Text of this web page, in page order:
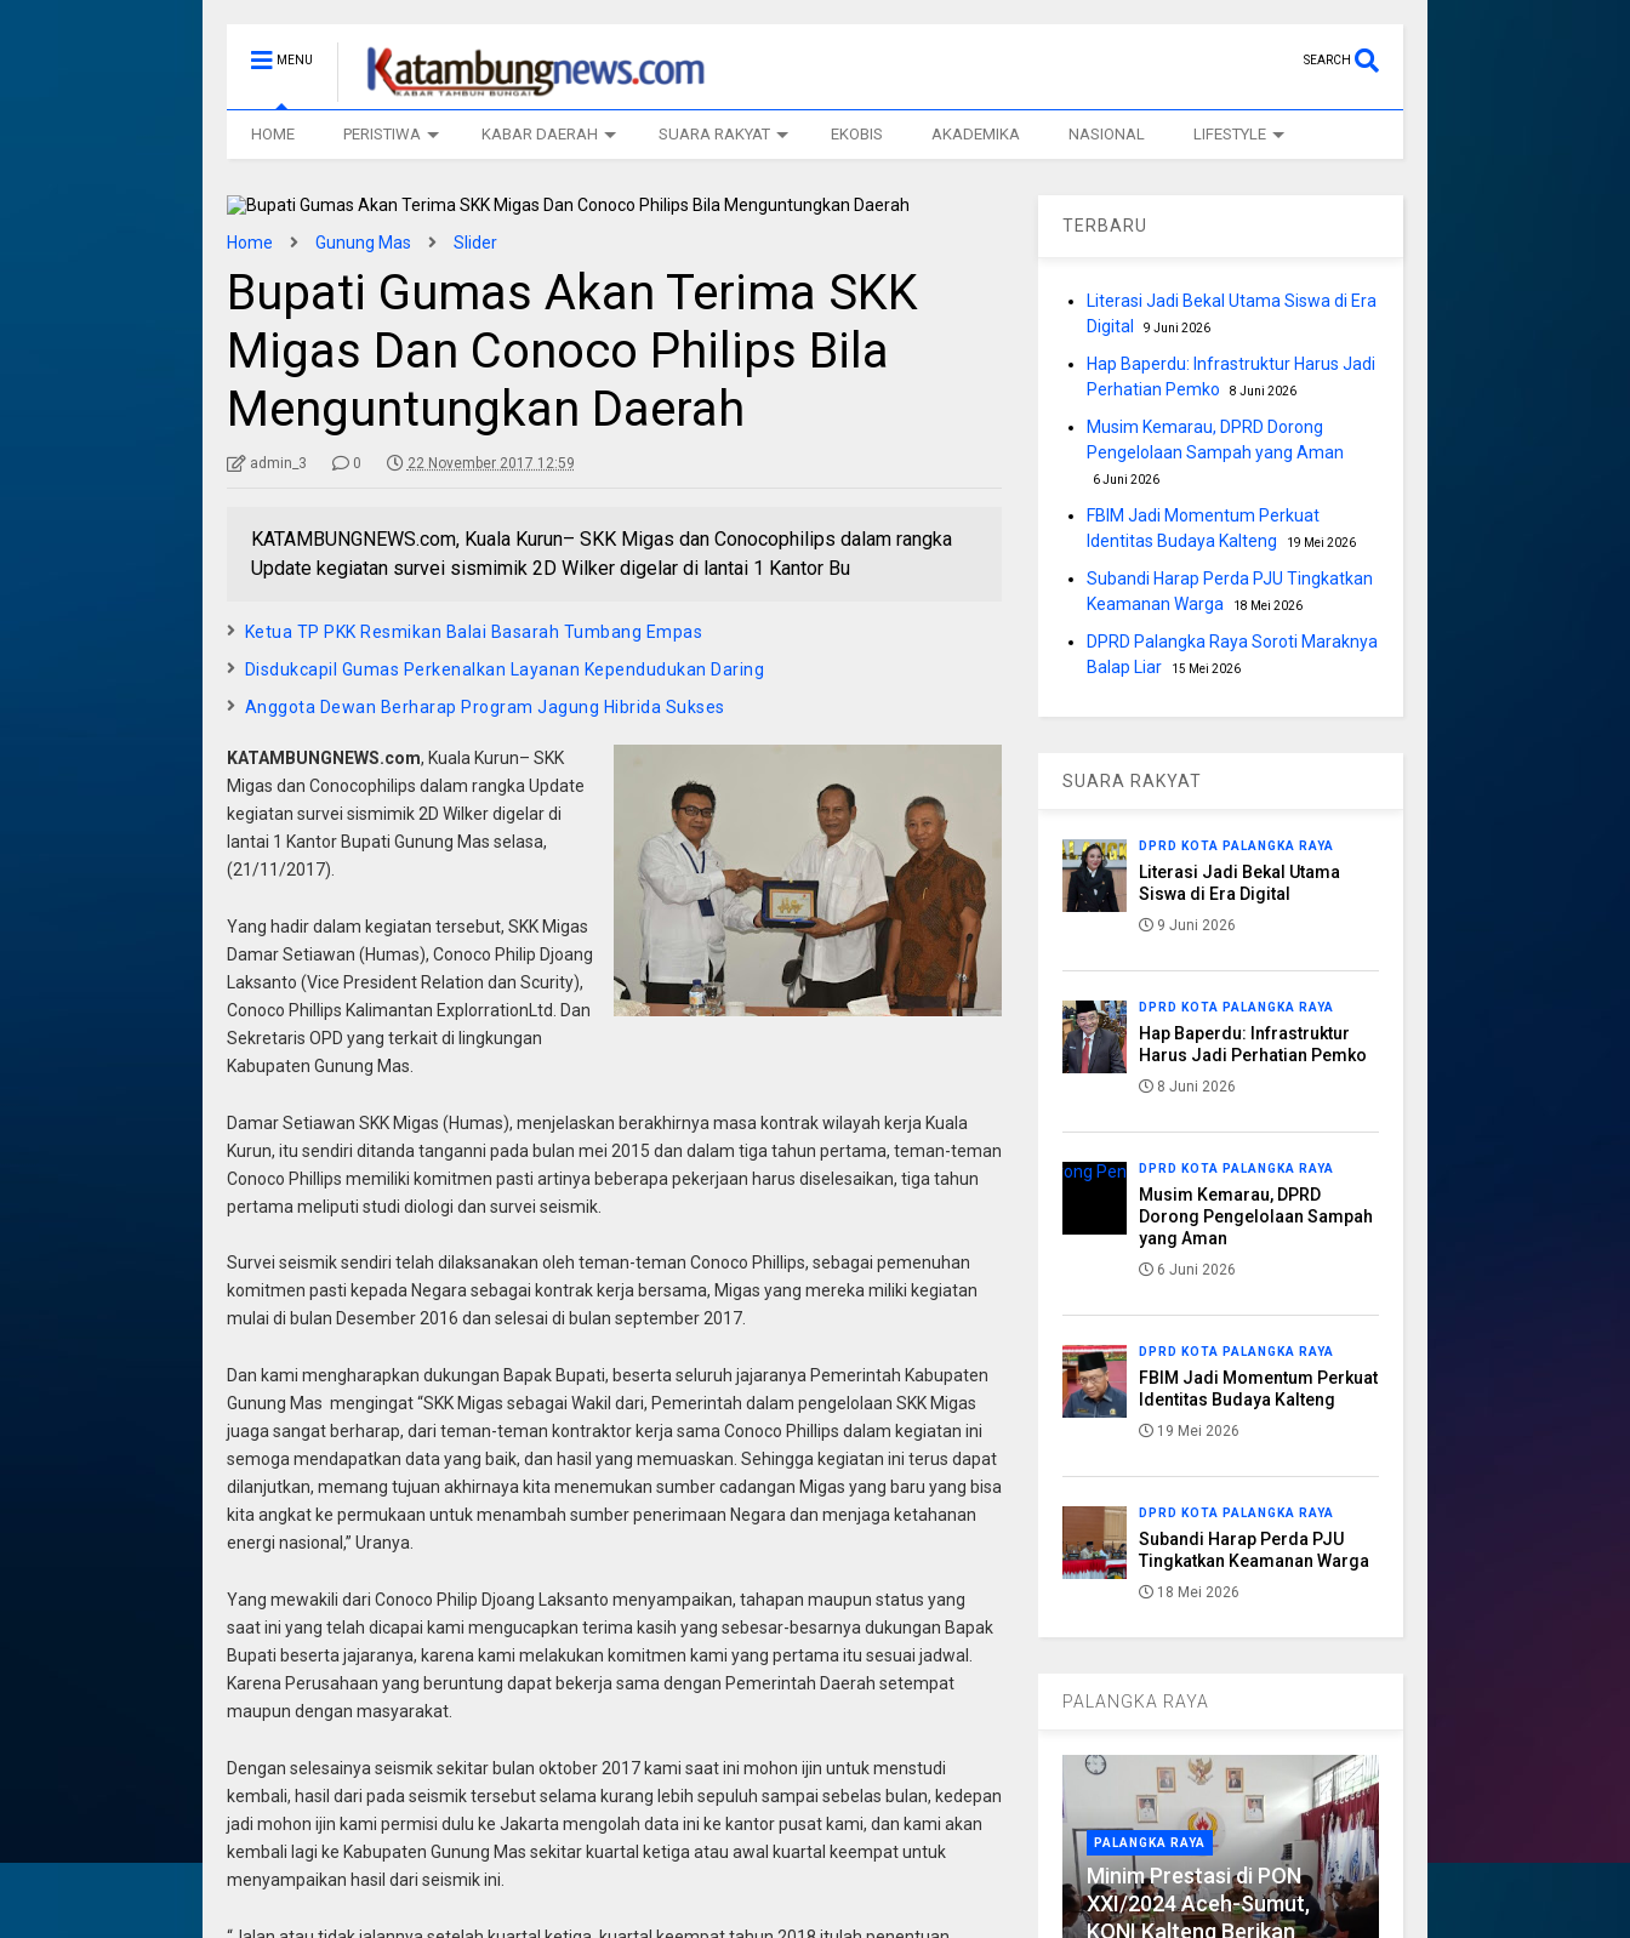
MENU SEARCH
HOME PERISTIWA KABAR DAERAH SUARA RAKYAT EKOBIS AKADEMIKA NASIONAL LIFESTYLE
Home Gunung Mas Slider
Bupati Gumas Akan Terima SKK
Migas Dan Conoco Philips Bila
Menguntungkan Daerah
admin_3 0 22 November 2017 12:59
KATAMBUNGNEWS.com, Kuala Kurun– SKK Migas dan Conocophilips dalam rangka
Update kegiatan survei sismimik 2D Wilker digelar di lantai 1 Kantor Bu
Ketua TP PKK Resmikan Balai Basarah Tumbang Empas
Disdukcapil Gumas Perkenalkan Layanan Kependudukan Daring
Anggota Dewan Berharap Program Jagung Hibrida Sukses
KATAMBUNGNEWS.com, Kuala Kurun– SKK
Migas dan Conocophilips dalam rangka Update
kegiatan survei sismimik 2D Wilker digelar di
lantai 1 Kantor Bupati Gunung Mas selasa,
(21/11/2017).
Yang hadir dalam kegiatan tersebut, SKK Migas
Damar Setiawan (Humas), Conoco Philip Djoang
Laksanto (Vice President Relation dan Scurity),
Conoco Phillips Kalimantan ExplorrationLtd. Dan
Sekretaris OPD yang terkait di lingkungan
Kabupaten Gunung Mas.
Damar Setiawan SKK Migas (Humas), menjelaskan berakhirnya masa kontrak wilayah kerja Kuala
Kurun, itu sendiri ditanda tanganni pada bulan mei 2015 dan dalam tiga tahun pertama, teman-teman
Conoco Phillips memiliki komitmen pasti artinya beberapa pekerjaan harus diselesaikan, tiga tahun
pertama meliputi studi diologi dan survei seismik.
Survei seismik sendiri telah dilaksanakan oleh teman-teman Conoco Phillips, sebagai pemenuhan
komitmen pasti kepada Negara sebagai kontrak kerja bersama, Migas yang mereka miliki kegiatan
mulai di bulan Desember 2016 dan selesai di bulan september 2017.
Dan kami mengharapkan dukungan Bapak Bupati, beserta seluruh jajaranya Pemerintah Kabupaten
Gunung Mas mengingat “SKK Migas sebagai Wakil dari, Pemerintah dalam pengelolaan SKK Migas
juaga sangat berharap, dari teman-teman kontraktor kerja sama Conoco Phillips dalam kegiatan ini
semoga mendapatkan data yang baik, dan hasil yang memuaskan. Sehingga kegiatan ini terus dapat
dilanjutkan, memang tujuan akhirnaya kita menemukan sumber cadangan Migas yang baru yang bisa
kita angkat ke permukaan untuk menambah sumber penerimaan Negara dan menjaga ketahanan
energi nasional,” Uranya.
Yang mewakili dari Conoco Philip Djoang Laksanto menyampaikan, tahapan maupun status yang
saat ini yang telah dicapai kami mengucapkan terima kasih yang sebesar-besarnya dukungan Bapak
Bupati beserta jajaranya, karena kami melakukan komitmen kami yang pertama itu sesuai jadwal.
Karena Perusahaan yang beruntung dapat bekerja sama dengan Pemerintah Daerah setempat
maupun dengan masyarakat.
Dengan selesainya seismik sekitar bulan oktober 2017 kami saat ini mohon ijin untuk menstudi
kembali, hasil dari pada seismik tersebut selama kurang lebih sepuluh sampai sebelas bulan, kedepan
jadi mohon ijin kami permisi dulu ke Jakarta mengolah data ini ke kantor pusat kami, dan kami akan
kembali lagi ke Kabupaten Gunung Mas sekitar kuartal ketiga atau awal kuartal keempat untuk
menyampaikan hasil dari seismik ini.
TERBARU
Literasi Jadi Bekal Utama Siswa di Era
Digital
9 Juni 2026
Hap Baperdu: Infrastruktur Harus Jadi
Perhatian Pemko
8 Juni 2026
Musim Kemarau, DPRD Dorong
Pengelolaan Sampah yang Aman
6 Juni 2026
FBIM Jadi Momentum Perkuat
Identitas Budaya Kalteng
19 Mei 2026
Subandi Harap Perda PJU Tingkatkan
Keamanan Warga
18 Mei 2026
DPRD Palangka Raya Soroti Maraknya
Balap Liar
15 Mei 2026
SUARA RAKYAT
DPRD KOTA PALANGKA RAYA
Literasi Jadi Bekal Utama
Siswa di Era Digital
9 Juni 2026
DPRD KOTA PALANGKA RAYA
Hap Baperdu: Infrastruktur
Harus Jadi Perhatian Pemko
8 Juni 2026
DPRD KOTA PALANGKA RAYA
Musim Kemarau, DPRD
Dorong Pengelolaan Sampah
yang Aman
6 Juni 2026
DPRD KOTA PALANGKA RAYA
FBIM Jadi Momentum Perkuat
Identitas Budaya Kalteng
19 Mei 2026
DPRD KOTA PALANGKA RAYA
Subandi Harap Perda PJU
Tingkatkan Keamanan Warga
18 Mei 2026
PALANGKA RAYA
PALANGKA RAYA
Minim Prestasi di PON
XXI/2024 Aceh-Sumut,
KONI Kalteng Berikan